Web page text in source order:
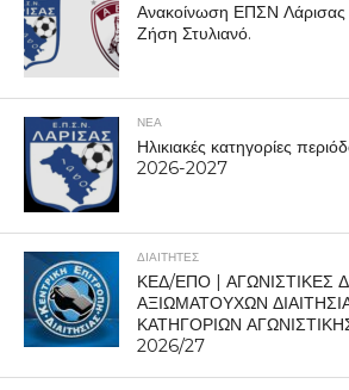
Ανακοίνωση ΕΠΣΝ Λάρισας
Ζήση Στυλιανό.
ΝΕΑ
Ηλικιακές κατηγορίες
2026-2027
ΔΙΑΙΤΗΤΕΣ
ΚΕΔ/ΕΠΟ | ΑΓΩΝΙΣΤΙΚΕΣ
ΑΞΙΩΜΑΤΟΥΧΩΝ
ΚΑΤΗΓΟΡΙΩΝ
2026/27